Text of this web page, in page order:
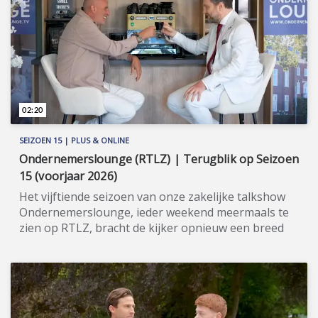
uitzicht is. In Amersfoort realiseert Integer
Vastgoed bedrijfsunits met de naam 'Lightning'.
Meer informatie: www.integervastgoed.nl
(https://www.integervastgoed.nl).
SEIZOEN 15 | PLUS & ONLINE
Ondernemerslounge (RTLZ) | Terugblik op Seizoen
15 (voorjaar 2026)
Het vijftiende seizoen van onze zakelijke talkshow
Ondernemerslounge, ieder weekend meermaals te
zien op RTLZ, bracht de kijker opnieuw een breed
gebied van ondernemerschap, investeren en
genieten van het leven. Onze studio in het koetshuis
van Kasteel Hoekelum werd hierbij zoals altijd
ingericht met het statige meubilair van Jan Frantzen.
02:20